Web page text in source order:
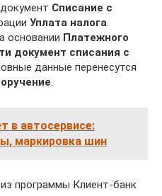
Списание с
Уплата налога.
основании Платежного
документ списания с
данные перенесутся
.
в автосервисе:
маркировка шин
программы Клиент-банк